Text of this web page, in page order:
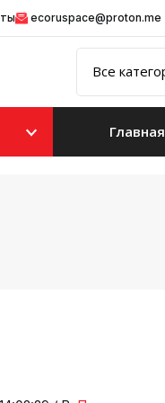
ecoruspace@proton.me
Главная